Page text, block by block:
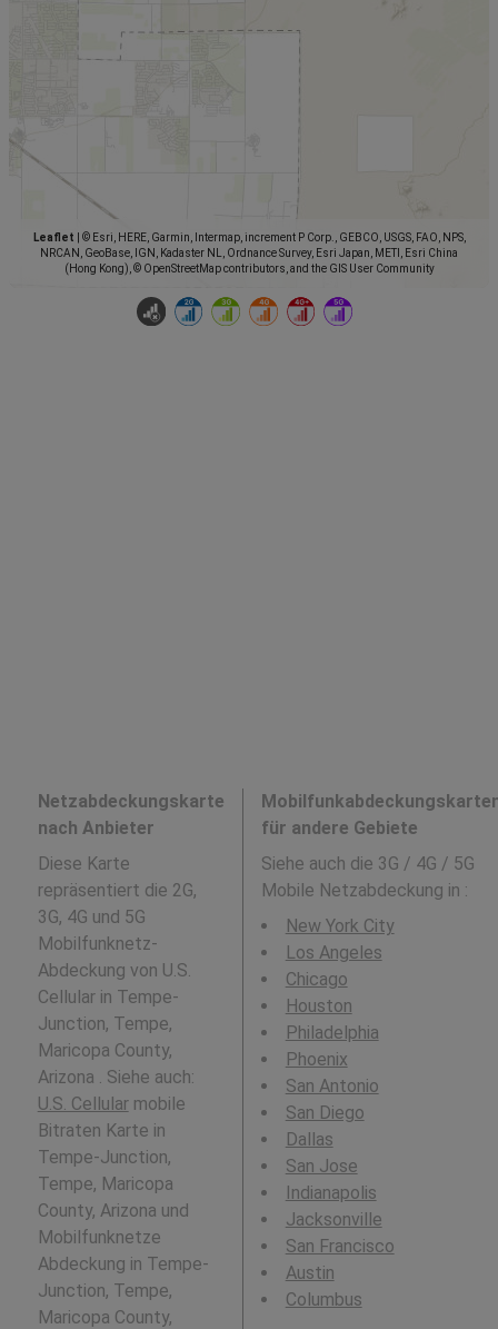
Leaflet
© Esri, HERE, Garmin, Intermap, increment P Corp., GEBCO, USGS, FAO, NPS,
NRCAN, GeoBase, IGN, Kadaster NL, Ordnance Survey, Esri Japan, METI, Esri China
(Hong Kong), © OpenStreetMap contributors, and the GIS User Community
Netzabdeckungskarte
nach Anbieter
Diese Karte
repräsentiert die 2G,
3G, 4G und 5G
Mobilfunknetz-
Abdeckung von U.S.
Cellular in Tempe-
Junction, Tempe,
Maricopa County,
Arizona . Siehe auch:
U.S. Cellularmobile
Bitraten Karte in
Tempe-Junction,
Tempe, Maricopa
County, Arizona und
Mobilfunknetze
Abdeckung in Tempe-
Junction, Tempe,
Maricopa County,
für andere Gebiete
Siehe auch die 3G / 4G / 5G
Mobile Netzabdeckung in :
New York City
Los Angeles
Chicago
Houston
Philadelphia
Phoenix
San Antonio
San Diego
Dallas
San Jose
Indianapolis
Jacksonville
San Francisco
Austin
Columbus